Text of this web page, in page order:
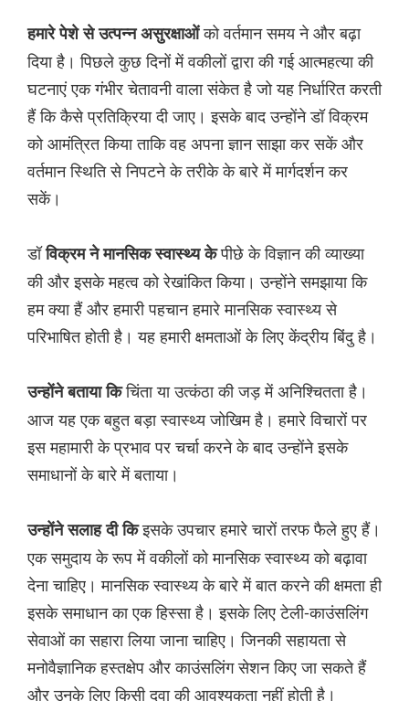
हमारे पेशे से उत्पन्न असुरक्षाओंको वर्तमान समय ने और बढ़ा
दिया है। पिछले कुछ दिनों में वकीलों द्वारा की गई आत्महत्या की
घटनाएं एक गंभीर चेतावनी वाला संकेत है जो यह निर्धारित करती
हैं कि कैसे प्रतिक्रिया दी जाए। इसके बाद उन्होंने डॉ विक्रम
को आमंत्रित किया ताकि वह अपना ज्ञान साझा कर सकें और
वर्तमान स्थिति से निपटने के तरीके के बारे में मार्गदर्शन कर
सकें।
डॉविक्रम ने मानसिक स्वास्थ्य केपीछे के विज्ञान की व्याख्या
की और इसके महत्व को रेखांकित किया। उन्होंने समझाया कि
हम क्या हैं और हमारी पहचान हमारे मानसिक स्वास्थ्य से
परिभाषित होती है। यह हमारी क्षमताओं के लिए केंद्रीय बिंदु है।
उन्होंने बताया किचिंता या उत्कंठा की जड़ में अनिश्चितता है।
आज यह एक बहुत बड़ा स्वास्थ्य जोखिम है। हमारे विचारों पर
इस महामारी के प्रभाव पर चर्चा करने के बाद उन्होंने इसके
समाधानों के बारे में बताया।
उन्होंने सलाह दी किइसके उपचार हमारे चारों तरफ फैले हुए हैं।
एक समुदाय के रूप में वकीलों को मानसिक स्वास्थ्य को बढ़ावा
देना चाहिए। मानसिक स्वास्थ्य के बारे में बात करने की क्षमता ही
इसके समाधान का एक हिस्सा है। इसके लिए टेली-काउंसलिंग
सेवाओं का सहारा लिया जाना चाहिए। जिनकी सहायता से
मनोवैज्ञानिक हस्तक्षेप और काउंसलिंग सेशन किए जा सकते हैं
और उनके लिए किसी दवा की आवश्यकता नहीं होती है।